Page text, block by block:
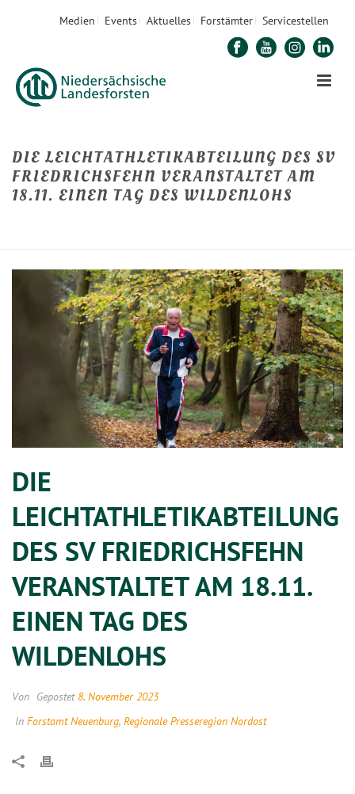
Medien Events Aktuelles Forstämter Servicestellen
DIE LEICHTATHLETIKABTEILUNG DES SV
FRIEDRICHSFEHN VERANSTALTET AM
18.11. EINEN TAG DES WILDENLOHS
DIE
LEICHTATHLETIKABTEILUNG
DES SV FRIEDRICHSFEHN
VERANSTALTET AM 18.11.
EINEN TAG DES
WILDENLOHS
Von Gepostet8. November 2023
In Forstamt Neuenburg, Regionale Presseregion Nordost